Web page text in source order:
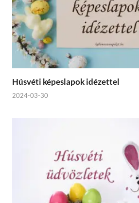
Húsvéti képeslapok idézettel
2024-03-30